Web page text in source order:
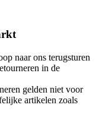
naar ons terugsturen
in de
gelden niet voor
artikelen zoals